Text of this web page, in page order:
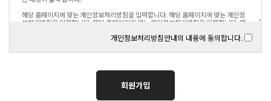
개인정보처리방침안내의 내용에 동의합니다.